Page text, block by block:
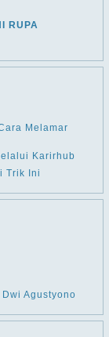
RUPA
Melamar
Karirhub
Trik Ini
Agustyono